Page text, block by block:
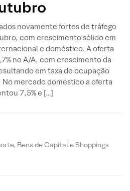
novamente fortes de tráfego
com crescimento sólido em
e doméstico. A oferta
no A/A, com crescimento da
em taxa de ocupação
No mercado doméstico a oferta
7,5% e […]
Bens de Capital e Shoppings